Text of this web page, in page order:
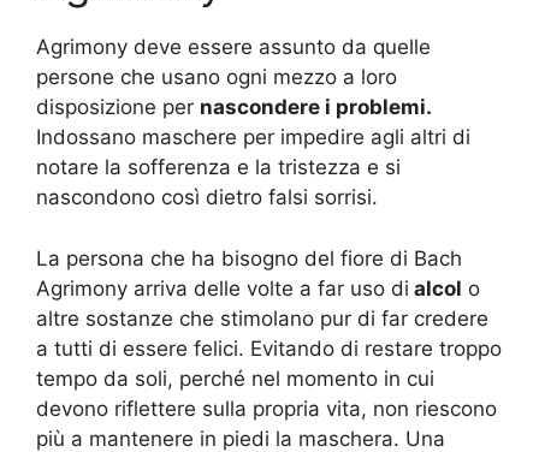
Agrimony deve essere assunto da quelle
persone che usano ogni mezzo a loro
disposizione per nascondere i problemi.
Indossano maschere per impedire agli altri di
notare la sofferenza e la tristezza e si
nascondono così dietro falsi sorrisi.
La persona che ha bisogno del fiore di Bach
Agrimony arriva delle volte a far uso di alcol o
altre sostanze che stimolano pur di far credere
a tutti di essere felici. Evitando di restare troppo
tempo da soli, perché nel momento in cui
devono riflettere sulla propria vita, non riescono
più a mantenere in piedi la maschera. Una